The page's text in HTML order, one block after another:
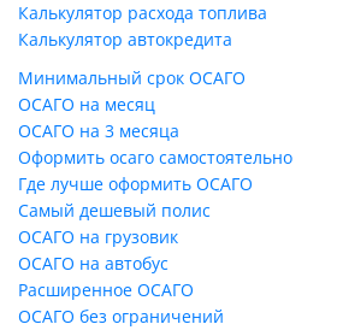
Калькулятор расхода топлива
Калькулятор автокредита
Минимальный срок ОСАГО
ОСАГО на месяц
ОСАГО на 3 месяца
Оформить осаго самостоятельно
Где лучше оформить ОСАГО
Самый дешевый полис
ОСАГО на грузовик
ОСАГО на автобус
Расширенное ОСАГО
ОСАГО без ограничений